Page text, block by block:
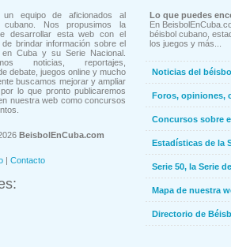
un equipo de aficionados al
cubano. Nos propusimos la
desarrollar esta web con el
de brindar información sobre el
en Cuba y su Serie Nacional.
noticias, reportajes,
debate, juegos online y mucho
buscamos mejorar y ampliar
lo que pronto publicaremos
nuestra web como concursos
BeisbolEnCuba.com
| Contacto
Lo que puedes
En
béisbol cubano,
los juegos y más...
Noticias del
Foros, opiniones,
Concursos sobre
Estadísticas de la
Serie 50, la Serie
Mapa de nuestra
Directorio de